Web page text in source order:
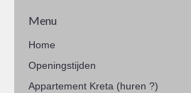
Menu
Home
Openingstijden
Appartement Kreta (huren ?)